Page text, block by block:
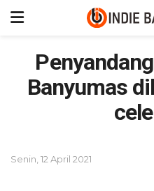
Banyumas
Senin, 12 April 2021